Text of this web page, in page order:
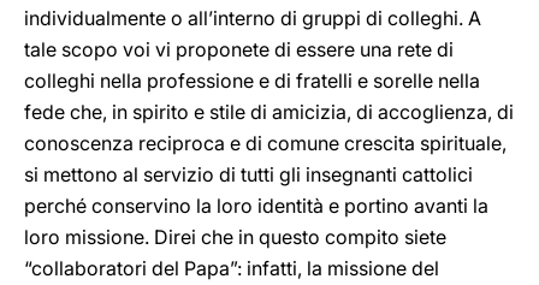
individualmente o all’interno di gruppi di colleghi. A
tale scopo voi vi proponete di essere una rete di
colleghi nella professione e di fratelli e sorelle nella
fede che, in spirito e stile di amicizia, di accoglienza, di
conoscenza reciproca e di comune crescita spirituale,
si mettono al servizio di tutti gli insegnanti cattolici
perché conservino la loro identità e portino avanti la
loro missione. Direi che in questo compito siete
“collaboratori del Papa”: infatti, la missione del